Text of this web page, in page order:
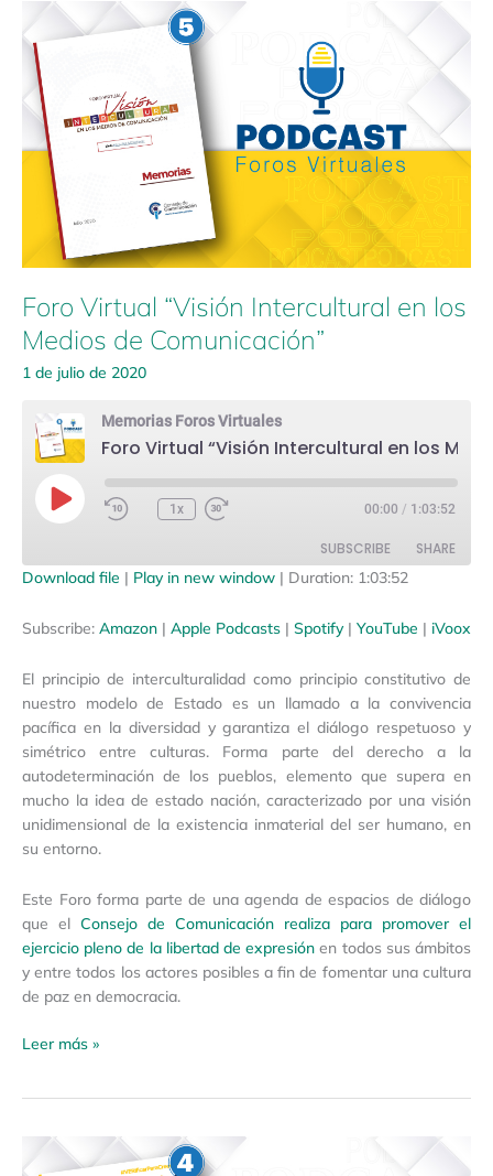
Foro Virtual “Visión Intercultural en los
Medios de Comunicación”
1 de julio de 2020
Memorias Foros Virtuales
Episode
1x 00:00 / 1:03:52
SUBSCRIBE SHARE
iVoox
RSS FEED
EMBED
Download file | Play in new window | Duration: 1:03:52
Subscribe: Amazon | Apple Podcasts | Spotify| YouTube | iVoox
El principio de interculturalidad como principio constitutivo de
nuestro modelo de Estado es un llamado a la convivencia
pacífica en la diversidad y garantiza el diálogo respetuoso y
simétrico entre culturas. Forma parte del derecho a la
autodeterminación de los pueblos, elemento que supera en
mucho la idea de estado nación, caracterizado por una visión
unidimensional de la existencia inmaterial del ser humano, en
su entorno.
Este Foro forma parte de una agenda de espacios de diálogo
que el Consejo de Comunicación realiza para promover el
ejercicio pleno de la libertad de expresión en todos sus ámbitos
y entre todos los actores posibles a fin de fomentar una cultura
de paz en democracia.
Virtual
“Visión
Intercultural
en
Medios
Comunicación”
Leer más »
Conferencia
magistral